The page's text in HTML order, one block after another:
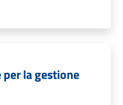
la gestione